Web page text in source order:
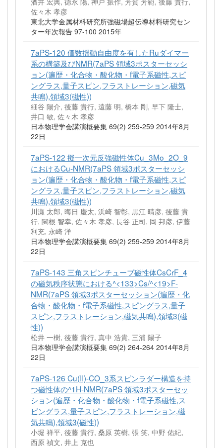
佐々木 孝彦
東北大学金属材料研究所強磁場超伝導材料研究セン
ター年次報告 97-100 2015年
7aPS-120 価数揺動自由度を有したRuダイマー
系の構築及びNMR(7aPS 領域3ポスターセッシ
ョン(遍歴・化合物・酸化物・f電子系磁性,スピ
ングラス,量子スピン,フラストレーション,磁気
共鳴),領域3(磁性))
細谷 陽介, 後藤 貴行, 遠藤 明, 橋本 剛, 早下 隆士,
井口 敏, 佐々木 孝彦
日本物理学会講演概要集 69(2) 259-259 2014年8月
22日
7aPS-122 擬一次元反強磁性体Cu_3Mo_2O_9
におけるCu-NMR(7aPS 領域3ポスターセッシ
ョン(遍歴・化合物・酸化物・f電子系磁性,スピ
ングラス,量子スピン,フラストレーション,磁気
共鳴),領域3(磁性))
川瀬 太郎, 晦日 慶太, 浜崎 智彰, 黒江 晴彦, 後藤 貴
行, 関根 智幸, 佐々木 孝彦, 長谷 正司, 岡 邦彦, 伊藤
利充, 永崎 洋
日本物理学会講演概要集 69(2) 259-259 2014年8月
22日
7aPS-143 三角スピンチューブ磁性体CsCrF_4
の磁気秩序状態における^<133>Cs/^<19>F-
NMR(7aPS 領域3ポスターセッション(遍歴・化
合物・酸化物・f電子系磁性,スピングラス,量子
スピン,フラストレーション,磁気共鳴),領域3(磁
性))
松井 一樹, 後藤 貴行, 真中 浩貴, 三浦 陽子
日本物理学会講演概要集 69(2) 264-264 2014年8月
22日
7aPS-126 Cu(II)-CO_3系スピンラダー構造を持
つ磁性体の^1H-NMR(7aPS 領域3ポスターセッ
ション(遍歴・化合物・酸化物・f電子系磁性,ス
ピングラス,量子スピン,フラストレーション,磁
気共鳴),領域3(磁性))
小堀 祥平, 後藤 貴行, 桑原 英樹, 張 笑, 中野 佑紀,
西原 禎文, 井上 克也